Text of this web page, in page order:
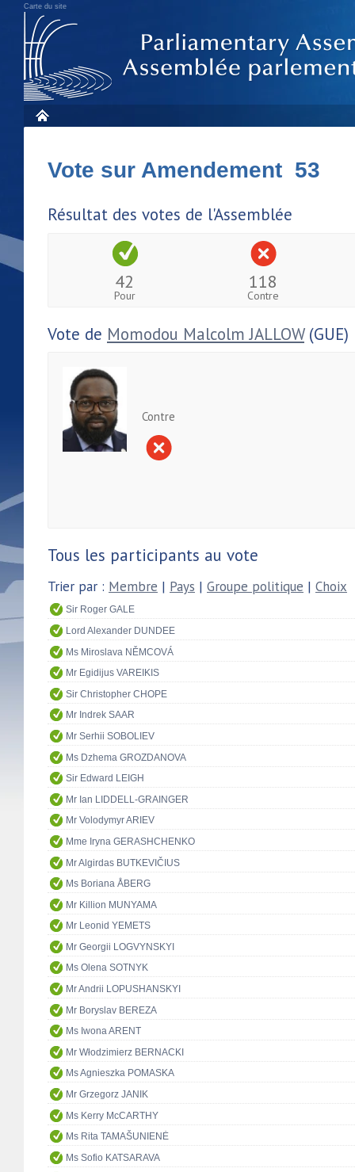
Carte du site
Vote sur Amendement 53
Résultat des votes de l'Assemblée
42
Pour
118
Contre
Vote de Momodou Malcolm JALLOW(GUE)
Contre
Tous les participants au vote
Trier par : Membre | Pays | Groupe politique | Choix
Sir Roger GALE
Lord Alexander DUNDEE
Ms Miroslava NĚMCOVÁ
Mr Egidijus VAREIKIS
Sir Christopher CHOPE
Mr Indrek SAAR
Mr Serhii SOBOLIEV
Ms Dzhema GROZDANOVA
Sir Edward LEIGH
Mr Ian LIDDELL-GRAINGER
Mr Volodymyr ARIEV
Mme Iryna GERASHCHENKO
Mr Algirdas BUTKEVIČIUS
Ms Boriana ÅBERG
Mr Killion MUNYAMA
Mr Leonid YEMETS
Mr Georgii LOGVYNSKYI
Ms Olena SOTNYK
Mr Andrii LOPUSHANSKYI
Mr Boryslav BEREZA
Ms Iwona ARENT
Mr Włodzimierz BERNACKI
Ms Agnieszka POMASKA
Mr Grzegorz JANIK
Ms Kerry McCARTHY
Ms Rita TAMAŠUNIENĖ
Ms Sofio KATSARAVA